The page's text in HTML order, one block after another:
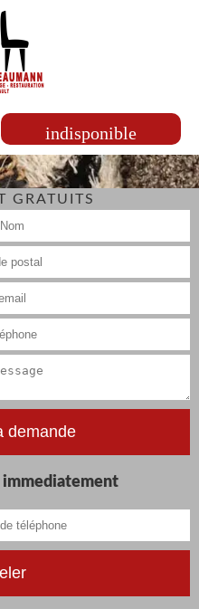
indisponible
GRATUITS